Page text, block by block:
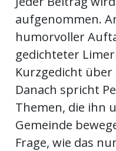
aufgenommen.
humorvoller
gedichteter
Kurzgedicht
Danach spricht
Themen, die ihn
Gemeinde
Frage, wie das